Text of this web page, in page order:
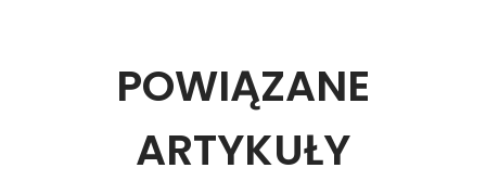
POWIĄZANE
ARTYKUŁY